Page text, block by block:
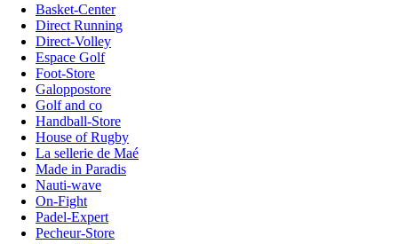
Basket-Center
Direct Running
Direct-Volley
Espace Golf
Foot-Store
Galoppostore
Golf and co
Handball-Store
House of Rugby
La sellerie de Maé
Made in Paradis
Nauti-wave
On-Fight
Padel-Expert
Pecheur-Store